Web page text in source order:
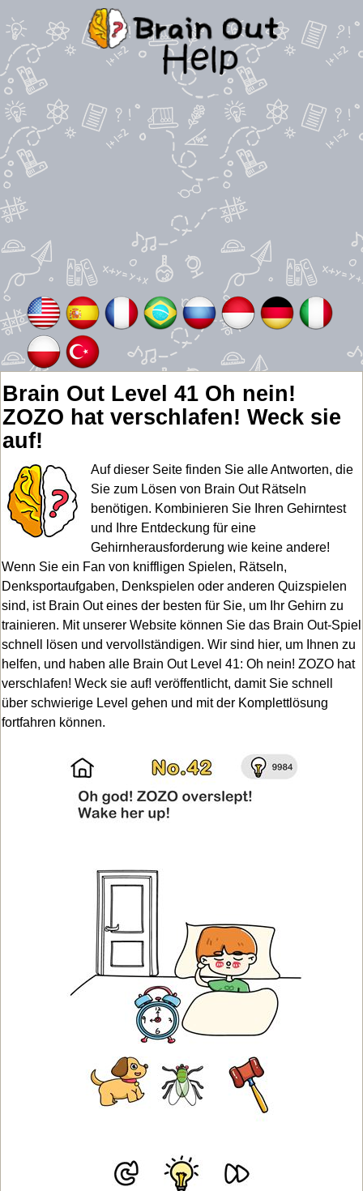
Brain Out Level 41 Oh nein!
ZOZO hat verschlafen! Weck sie
auf!
Auf dieser Seite finden Sie alle Antworten, die
Sie zum Lösen von Brain Out Rätseln
benötigen. Kombinieren Sie Ihren Gehirntest
und Ihre Entdeckung für eine
Gehirnherausforderung wie keine andere!
Wenn Sie ein Fan von kniffligen Spielen, Rätseln,
Denksportaufgaben, Denkspielen oder anderen Quizspielen
sind, ist Brain Out eines der besten für Sie, um Ihr Gehirn zu
trainieren. Mit unserer Website können Sie das Brain Out-Spiel
schnell lösen und vervollständigen. Wir sind hier, um Ihnen zu
helfen, und haben alle Brain Out Level 41: Oh nein! ZOZO hat
verschlafen! Weck sie auf! veröffentlicht, damit Sie schnell
über schwierige Level gehen und mit der Komplettlösung
fortfahren können.